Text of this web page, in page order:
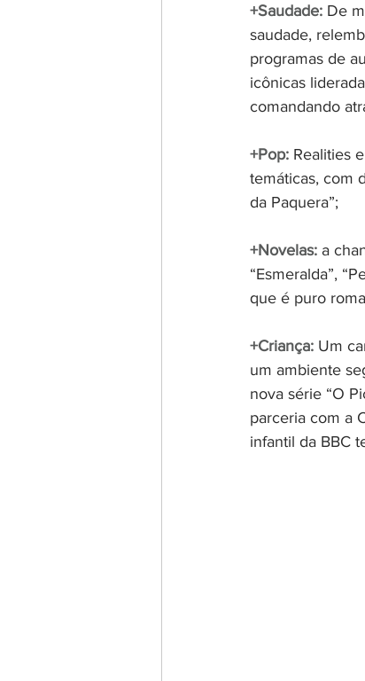
+Saudade: De
saudade,
programas de
icônicas
comandando
+Pop: Realities
temáticas, com
da Paquera”;
+Novelas: a
“Esmeralda”,
que é puro
+Criança: Um
um ambiente
nova série “O
parceria com a
infantil da BBC